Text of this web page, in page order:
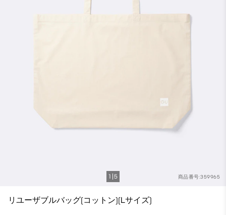
商品番号:359965
1 5
リユーザブルバッグ(コットン)(Lサイズ)